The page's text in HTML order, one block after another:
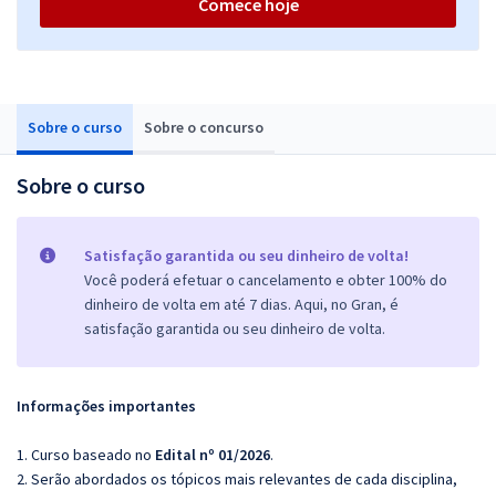
Sobre o curso Sobre o concurso
Sobre o curso
Satisfação garantida ou seu dinheiro de volta!
Você poderá efetuar o cancelamento e obter 100% do
dinheiro de volta em até 7 dias. Aqui, no Gran, é
satisfação garantida ou seu dinheiro de volta.
Informações importantes
1. Curso baseado no Edital nº 01/2026.
2. Serão abordados os tópicos mais relevantes de cada disciplina,
Comece hoje